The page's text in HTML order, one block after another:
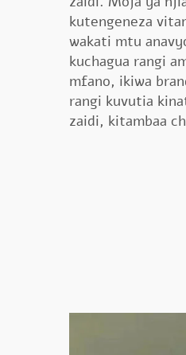
kutengeneza
wakati mtu
kuchagua rangi
mfano, ikiwa
rangi kuvutia
zaidi, kitambaa